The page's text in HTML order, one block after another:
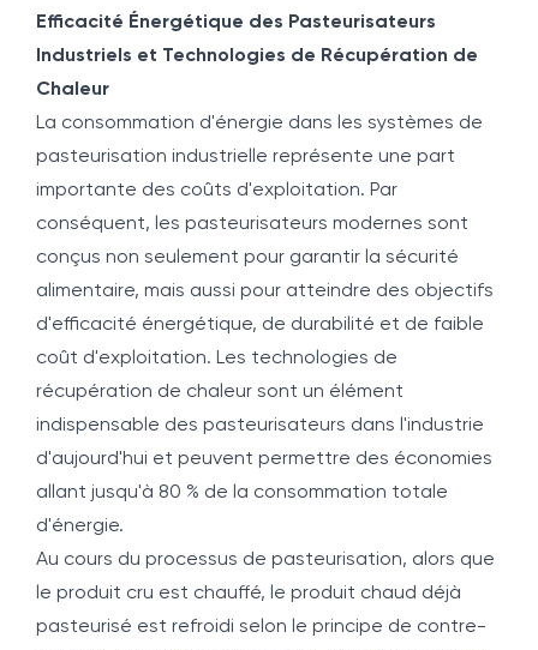
Efficacité Énergétique des Pasteurisateurs
Industriels et Technologies de Récupération de
Chaleur
La consommation d'énergie dans les systèmes de
pasteurisation industrielle représente une part
importante des coûts d'exploitation. Par
conséquent, les pasteurisateurs modernes sont
conçus non seulement pour garantir la sécurité
alimentaire, mais aussi pour atteindre des objectifs
d'efficacité énergétique, de durabilité et de faible
coût d'exploitation. Les technologies de
récupération de chaleur sont un élément
indispensable des pasteurisateurs dans l'industrie
d'aujourd'hui et peuvent permettre des économies
allant jusqu'à 80 % de la consommation totale
d'énergie.
Au cours du processus de pasteurisation, alors que
le produit cru est chauffé, le produit chaud déjà
pasteurisé est refroidi selon le principe de contre-